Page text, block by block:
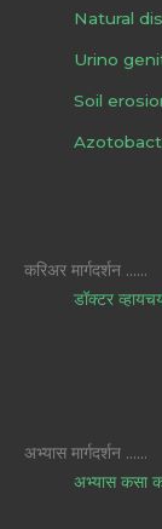
Natural
Urino
Soil
करिअर मार्गदर्शन ……
डॉक्टर
अभ्यास मार्गदर्शन ……
अभ्यास कसा